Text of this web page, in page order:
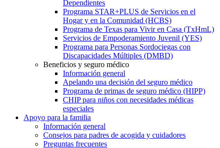
Dependientes
Programa STAR+PLUS de Servicios en el
Hogar y en la Comunidad (HCBS)
Programa de Texas para Vivir en Casa (TxHmL)
Servicios de Empoderamiento Juvenil (YES)
Programa para Personas Sordociegas con
Discapacidades Múltiples (DMBD)
Beneficios y seguro médico
Información general
Apelando una decisión del seguro médico
Programa de primas de seguro médico (HIPP)
CHIP para niños con necesidades médicas
especiales
Apoyo para la familia
Información general
Consejos para padres de acogida y cuidadores
Preguntas frecuentes